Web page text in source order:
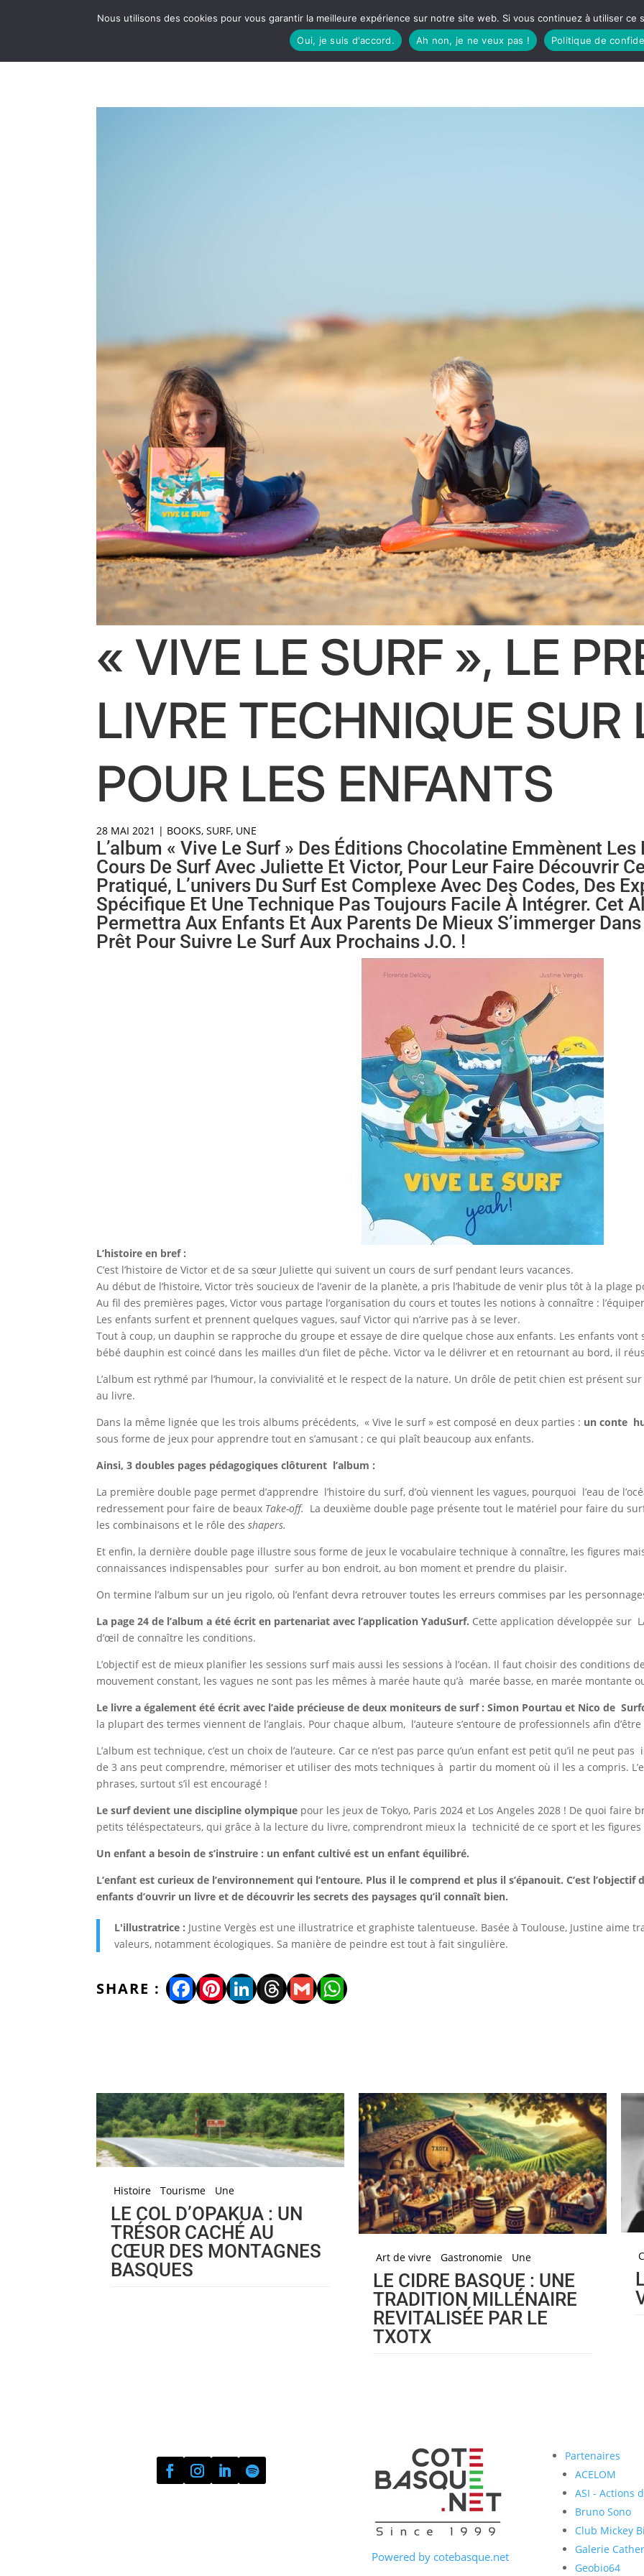
LE STUDIO FÊTES BASQUES À MANGER CÔTÉ SORTIES
« VIVE LE SURF », LE
LIVRE TECHNIQUE SUR
POUR LES ENFANTS
28 MAI 2021 | BOOKS,SURF, UNE
L’album « Vive Le Surf » Des Éditions Chocolatine Emmènent
Cours De Surf Avec Juliette Et Victor, Pour Leur Faire Découvrir
Pratiqué, L’univers Du Surf Est Complexe Avec Des Codes, Des
Spécifique Et Une Technique Pas Toujours Facile À Intégrer. Cet
Permettra Aux Enfants Et Aux Parents De Mieux S’immerger
Prêt Pour Suivre Le Surf Aux Prochains J.O. !
L’histoire en bref :
C’est l’histoire de Victor et de sa sœur Juliette qui suivent un cours de surf pendant leurs vacances.
Au début de l’histoire, Victor très soucieux de l’avenir de la planète, a pris l’habitude de venir plus tôt à la plage
Au fil des premières pages, Victor vous partage l’organisation du cours et toutes les notions à connaître :
Les enfants surfent et prennent quelques vagues, sauf Victor qui n’arrive pas à se lever.
Tout à coup, un dauphin se rapproche du groupe et essaye de dire quelque chose aux enfants. Les enfants vont
bébé dauphin est coincé dans les mailles d’un filet de pêche. Victor va le délivrer et en retournant au bord, il
L’album est rythmé par l’humour, la convivialité et le respect de la nature. Un drôle de petit chien est présent
au livre.
Dans la même lignée que les trois albums précédents, « Vive le surf » est composé en deux parties : un conte
sous forme de jeux pour apprendre tout en s’amusant ; ce qui plaît beaucoup aux enfants.
Ainsi, 3 doubles pages pédagogiques clôturent l’album :
La première double page permet d’apprendre l’histoire du surf, d’où viennent les vagues, pourquoi l’eau de
redressement pour faire de beaux Take-off. La deuxième double page présente tout le matériel pour faire du
les combinaisons et le rôle desshapers.
Et enfin, la dernière double page illustre sous forme de jeux le vocabulaire technique à connaître, les figures
connaissances indispensables pour surfer au bon endroit, au bon moment et prendre du plaisir.
On termine l’album sur un jeu rigolo, où l’enfant devra retrouver toutes les erreurs commises par les
La page 24 de l’album a été écrit en partenariat avec l’application YaduSurf. Cette application développée sur
d’œil de connaître les conditions.
L’objectif est de mieux planifier les sessions surf mais aussi les sessions à l’océan. Il faut choisir des conditions
mouvement constant, les vagues ne sont pas les mêmes à marée haute qu’à marée basse, en marée montante
Le livre a également été écrit avec l’aide précieuse de deux moniteurs de surf : Simon Pourtau et Nico de
la plupart des termes viennent de l’anglais. Pour chaque album, l’auteure s’entoure de professionnels afin
L’album est technique, c’est un choix de l’auteure. Car ce n’est pas parce qu’un enfant est petit qu’il ne peut
de 3 ans peut comprendre, mémoriser et utiliser des mots techniques à partir du moment où il les a compris.
phrases, surtout s’il est encouragé !
Le surf devient une discipline olympique pour les jeux de Tokyo, Paris 2024 et Los Angeles 2028 ! De quoi
petits téléspectateurs, qui grâce à la lecture du livre, comprendront mieux la technicité de ce sport et les figures
Un enfant a besoin de s’instruire : un enfant cultivé est un enfant équilibré.
L’enfant est curieux de l’environnement qui l’entoure. Plus il le comprend et plus il s’épanouit. C’est
enfants d’ouvrir un livre et de découvrir les secrets des paysages qu’il connaît bien.
L'illustratrice : Justine Vergès est une illustratrice et graphiste talentueuse. Basée à Toulouse, Justine aime
valeurs, notamment écologiques. Sa manière de peindre est tout à fait singulière.
Facebook
Pinterest
LinkedIn
Threads
GmailWhatsApp
Histoire Tourisme Une
LE COL D’OPAKUA : UN
TRÉSOR CACHÉ AU
CŒUR DES MONTAGNES
BASQUES
Art de vivre Gastronomie Une
LE CIDRE BASQUE : UNE
TRADITION MILLÉNAIRE
REVITALISÉE PAR LE
TXOTX
Powered by cotebasque.net
Partenaires
ACELOM
ASI - Actions
Bruno Sono
Club Mickey
Galerie
Geobio64
Nous utilisons des cookies pour vous garantir la meilleure expérience sur notre site web. Si vous continuez à utiliser
Oui, je suis d'accord.
Ah non, je ne veux pas ! Politique de